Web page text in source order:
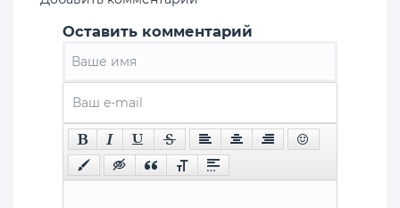
Оставить комментарий